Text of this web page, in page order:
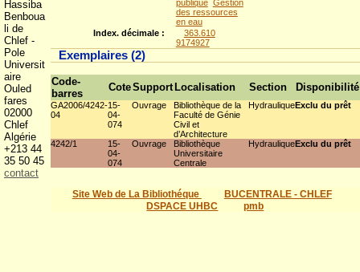
publique Gestion
des ressources
en eau
Index. décimale :
363.610
9174927
Exemplaires (2)
Code-
barres
CoteSupport Localisation Section Disponibilité
GA2006/4242-
04
15-
04-
074
Ouvrage
Bibliothèque de la
Faculté de Génie
Civil et
d’Architecture
HydrauliqueExclu du prêt
4242/1
15-
04-
074
Ouvrage
Bibliothèque
Universitaire
Centrale
HydrauliqueExclu du prêt
Site Web de La Bibliothéque
BUCENTRALE - CHLEF
DSPACE UHBC
pmb
Hassiba
Benboua
li de
Chlef -
Pole
Universit
aire
Ouled
fares
02000
Chlef
Algérie
+213 44
35 50 45
contact